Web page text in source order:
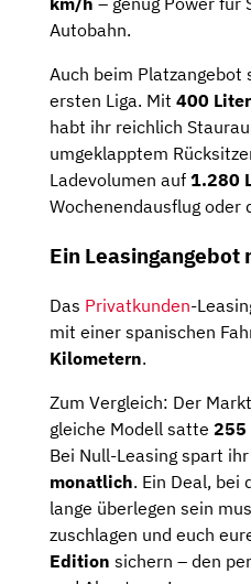
Autobahn.
Auch beim Platzangebot
ersten Liga. Mit 400
habt ihr reichlich
umgeklapptem
Ladevolumen auf 1.280
Wochenendausflug oder
Ein
Das Privatkunden-
mit einer spanischen
Kilometern.
Zum Vergleich: Der
gleiche Modell satte 255
Bei Null-Leasing spart
monatlich. Ein Deal, bei
lange überlegen sein
zuschlagen und euch
Edition sichern – den